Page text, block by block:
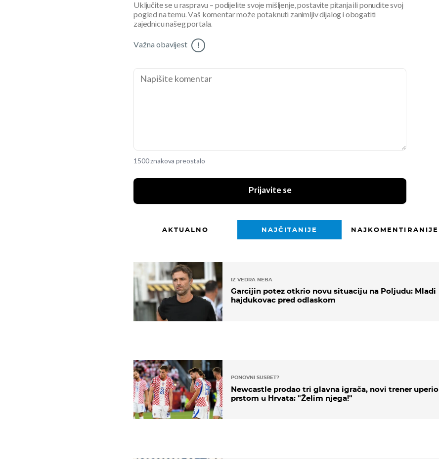
Uključite se u raspravu – podijelite svoje mišljenje, postavite pitanja ili ponudite svoj
pogled na temu. Vaš komentar može potaknuti zanimljiv dijalog i obogatiti
zajednicu našeg portala.
Važna obavijest !
1500 znakova preostalo
Prijavite se
AKTUALNO NAJČITANIJE NAJKOMENTIRANIJE
IZ VEDRA NEBA
Garcijin potez otkrio novu situaciju na Poljudu: Mladi
hajdukovac pred odlaskom
PONOVNI SUSRET?
Newcastle prodao tri glavna igrača, novi trener uperio
prstom u Hrvata: "Želim njega!"